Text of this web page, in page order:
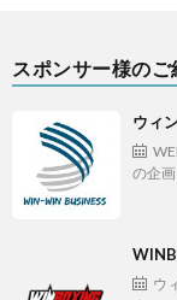
スポンサー様のご
ウィ
の企
ウ